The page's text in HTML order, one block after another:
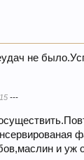
не
---
и уж